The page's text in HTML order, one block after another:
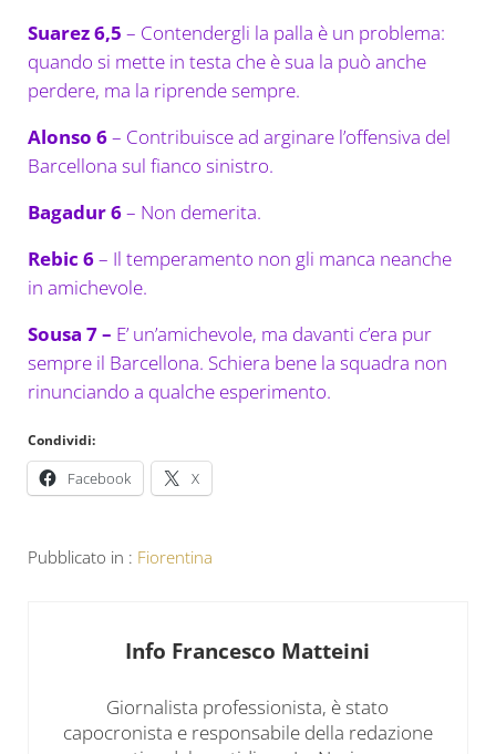
Suarez 6,5 – Contendergli la palla è un problema:
quando si mette in testa che è sua la può anche
perdere, ma la riprende sempre.
Alonso 6– Contribuisce ad arginare l’offensiva del
Barcellona sul fianco sinistro.
Bagadur 6– Non demerita.
Rebic 6– Il temperamento non gli manca neanche
in amichevole.
Sousa 7 – E’ un’amichevole, ma davanti c’era pur
sempre il Barcellona. Schiera bene la squadra non
rinunciando a qualche esperimento.
Condividi:
Facebook X
Pubblicato in : Fiorentina
Info Francesco Matteini
Giornalista professionista, è stato
capocronista e responsabile della redazione